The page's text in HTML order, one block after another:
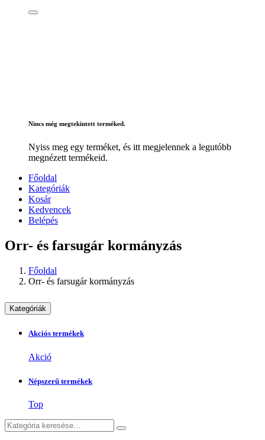
Nincs még megtekintett terméked.
Nyiss meg egy terméket, és itt megjelennek a legutóbb
megnézett termékeid.
Főoldal
Kategóriák
Kosár
Kedvencek
Belépés
Orr- és farsugár kormányzás
Főoldal
Orr- és farsugár kormányzás
Kategóriák
Akciós termékek
Akció
Népszerű termékek
Top